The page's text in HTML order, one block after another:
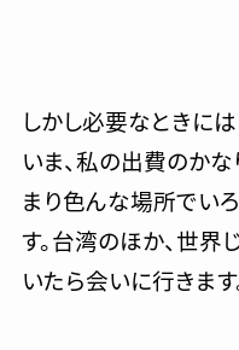
しかし必要なときに
いま、私の出費のか
まり色んな場所でい
す。台湾のほか、世界
いたら会いに行きます